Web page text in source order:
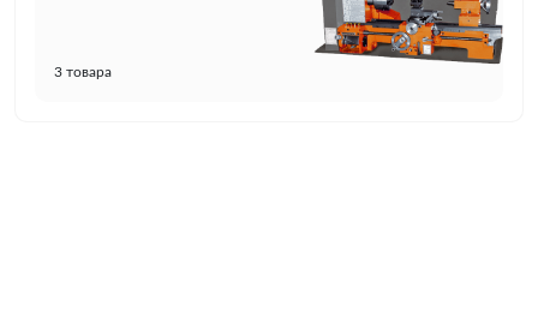
3 товара